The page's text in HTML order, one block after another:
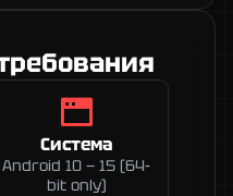
Система
Android 10 — 15 (64-
bit only)